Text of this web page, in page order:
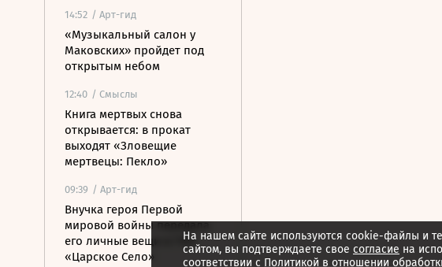
14:52 / Арт-гид
«Музыкальный салон у
Маковских» пройдет под
открытым небом
12:40 / Смыслы
Книга мертвых снова
открывается: в прокат
выходят «Зловещие
мертвецы: Пекло»
09:39 / Арт-гид
Внучка героя Первой
мировой войны передала
его личные вещи в ГМЗ
«Царское Село»
На нашем сайте используются cookie-файлы и
сайтом, вы подтверждаете свое согласие на
соответствии с Политикой в отношении